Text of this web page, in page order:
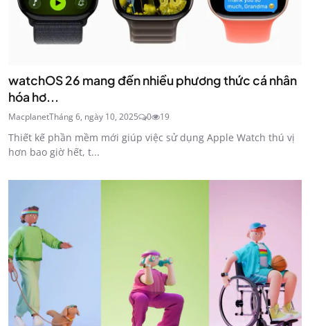
watchOS 26 mang đến nhiều phương thức cá nhân
hóa hơ...
MacplanetTháng 6, ngày 10, 2025 0 19
Thiết kế phần mềm mới giúp việc sử dụng Apple Watch thú vị
hơn bao giờ hết, t...